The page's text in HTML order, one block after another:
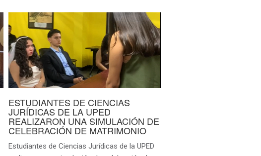
ESTUDIANTES DE CIENCIAS
JURÍDICAS DE LA UPED
REALIZARON UNA SIMULACIÓN DE
CELEBRACIÓN DE MATRIMONIO
Estudiantes de Ciencias Jurídicas de la UPED